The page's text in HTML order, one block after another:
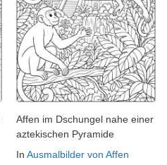
Affen im Dschungel nahe einer
aztekischen Pyramide
In Ausmalbilder von Affen